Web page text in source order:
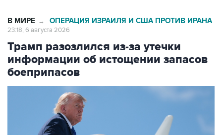
В МИРЕ → ОПЕРАЦИЯ ИЗРАИЛЯ И США ПРОТИВ ИРАНА
23:18, 6 августа 2026
Трамп разозлился из-за утечки
информации об истощении запасов
боеприпасов